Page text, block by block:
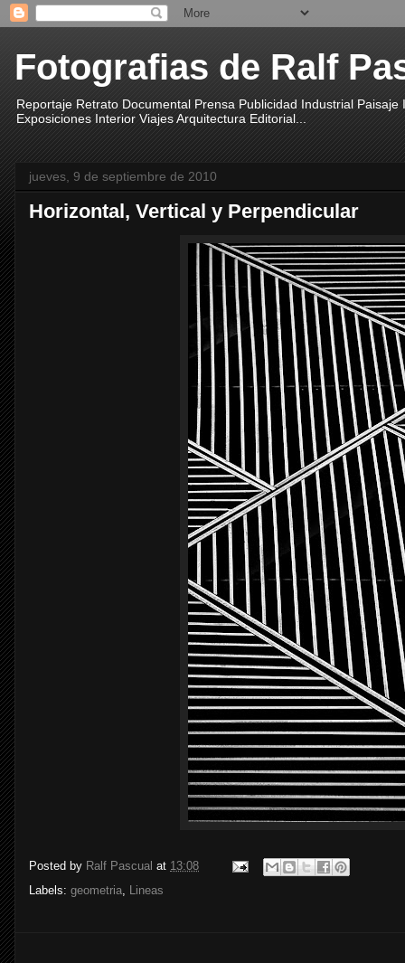
Fotografias de Ralf
Reportaje Retrato Documental Prensa Publicidad Industrial
Exposiciones Interior Viajes Arquitectura Editorial...
jueves, 9 de septiembre de 2010
Horizontal, Vertical y Perpendicular
Posted by Ralf Pascual at 13:08
Labels: geometria, Lineas